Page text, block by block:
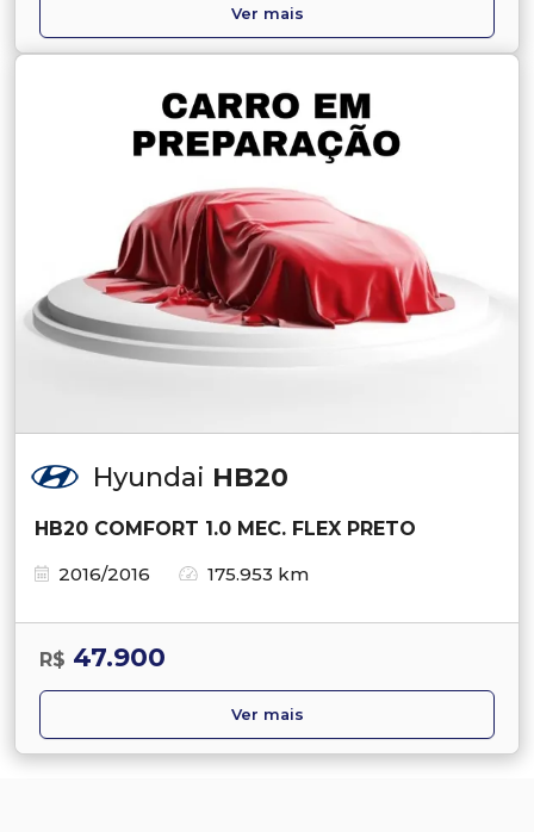
Ver mais
Hyundai HB20
HB20 COMFORT 1.0 MEC. FLEX PRETO
2016/2016
175.953 km
R$ 47.900
Ver mais